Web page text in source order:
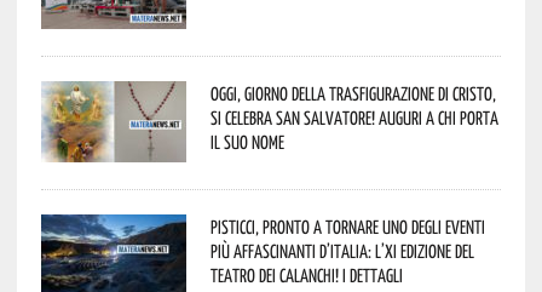
Oggi, giorno della Trasfigurazione di Cristo,
si celebra San Salvatore! Auguri a chi porta
il suo nome
Pisticci, pronto a tornare uno degli eventi
più affascinanti d’Italia: l’XI edizione del
Teatro dei Calanchi! I dettagli